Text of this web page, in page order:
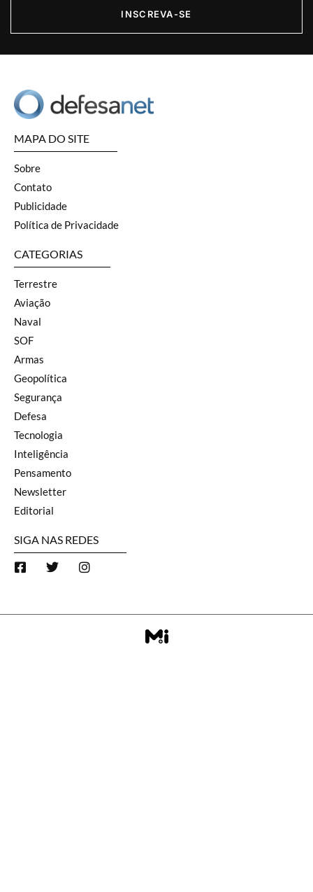
INSCREVA-SE
MAPA DO SITE
Sobre
Contato
Publicidade
Política de Privacidade
CATEGORIAS
Terrestre
Aviação
Naval
SOF
Armas
Geopolítica
Segurança
Defesa
Tecnologia
Inteligência
Pensamento
Newsletter
Editorial
SIGA NAS REDES